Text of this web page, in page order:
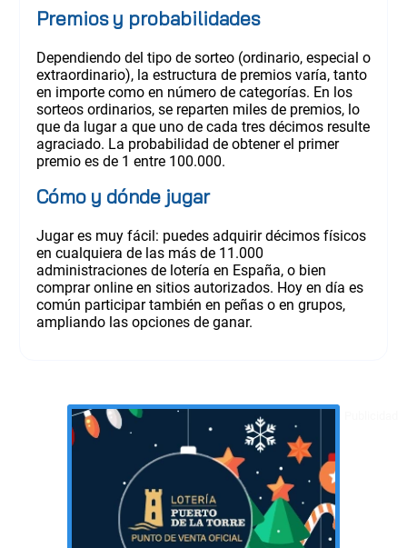
Premios y probabilidades
Dependiendo del tipo de sorteo (ordinario, especial o
extraordinario), la estructura de premios varía, tanto
en importe como en número de categorías. En los
sorteos ordinarios, se reparten miles de premios, lo
que da lugar a que uno de cada tres décimos resulte
agraciado. La probabilidad de obtener el primer
premio es de 1 entre 100.000.
Cómo y dónde jugar
Jugar es muy fácil: puedes adquirir décimos físicos
en cualquiera de las más de 11.000
administraciones de lotería en España, o bien
comprar online en sitios autorizados. Hoy en día es
común participar también en peñas o en grupos,
ampliando las opciones de ganar.